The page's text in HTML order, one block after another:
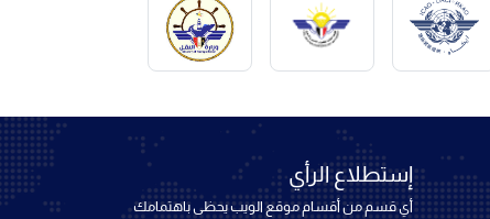
إستطلاع الرأي
أي قسم من أقسام موقع الويب يحظى باهتمامك